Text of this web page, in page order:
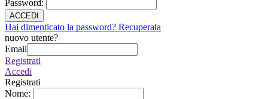
Password:
ACCEDI
Hai dimenticato la password? Recuperala
nuovo utente?
Email
Registrati
Accedi
Registrati
Nome: